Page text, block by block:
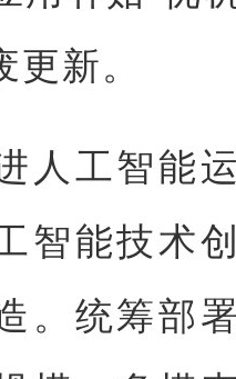
新。
人工智能
智能技术
。统筹部